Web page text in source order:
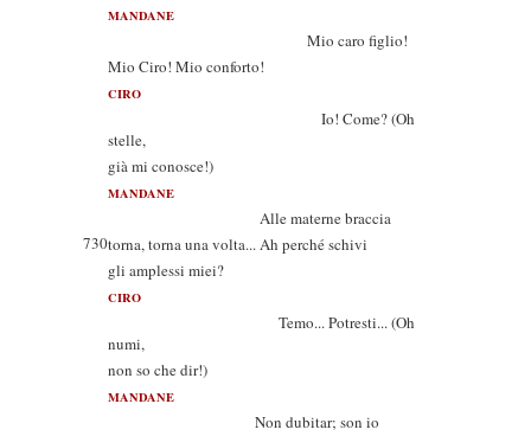
MANDANE
Mio caro figlio!
Mio Ciro! Mio conforto!
CIRO
Io! Come? (Oh
stelle,
già mi conosce!)
MANDANE
Alle materne braccia
730torna, torna una volta... Ah perché schivi
gli amplessi miei?
CIRO
Temo... Potresti... (Oh
numi,
non so che dir!)
MANDANE
Non dubitar; son io